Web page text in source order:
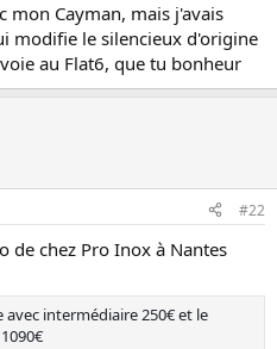
mon Cayman, mais j'avais
modifie le silencieux d'origine
au Flat6, que tu bonheur
#22
de chez Pro Inox à Nantes
avec intermédiaire 250€ et le